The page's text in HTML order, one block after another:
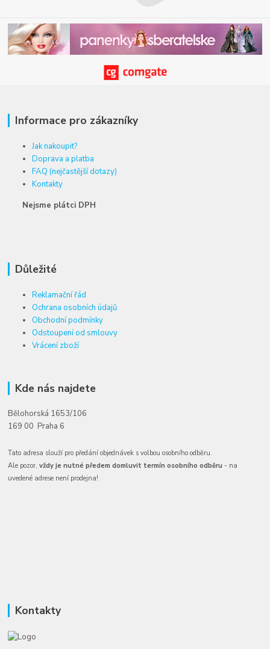
Informace pro zákazníky
Jak nakoupit?
Doprava a platba
FAQ (nejčastější dotazy)
Kontakty
Nejsme plátci DPH
Důležité
Reklamační řád
Ochrana osobních údajů
Obchodní podmínky
Odstoupení od smlouvy
Vrácení zboží
Kde nás najdete
Bělohorská 1653/106
169 00 Praha 6
Tato adresa slouží pro předání objednávek s volbou osobního odběru.
Ale pozor,vždy je nutné předem domluvit termín osobního odběru - na
uvedené adrese není prodejna!
Kontakty